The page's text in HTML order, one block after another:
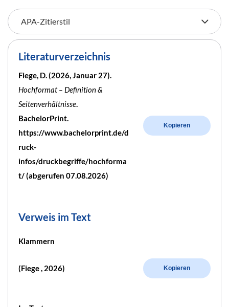
Literaturverzeichnis
Fiege, D. (2026, Januar 27).
Hochformat – Definition &
Seitenverhältnisse.
BachelorPrint.
https://www.bachelorprint.de/d
ruck-
infos/druckbegriffe/hochforma
t/ (abgerufen 07.08.2026)
Kopieren
Verweis im Text
Klammern
(Fiege , 2026) Kopieren